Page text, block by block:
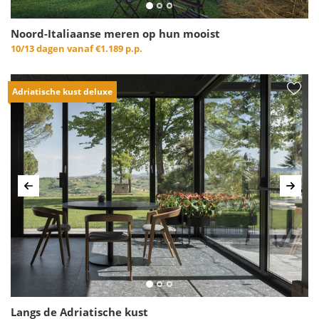
Noord-Italiaanse meren op hun mooist
10/13 dagen vanaf€1.189 p.p.
Adriatische kust deluxe
Vorige
Langs de Adriatische kust